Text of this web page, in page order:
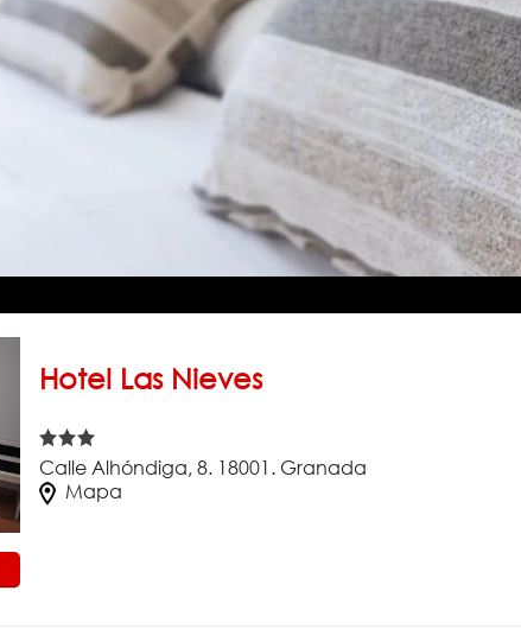
Hotel Las Nieves
Calle Alhóndiga, 8. 18001. Granada
Mapa